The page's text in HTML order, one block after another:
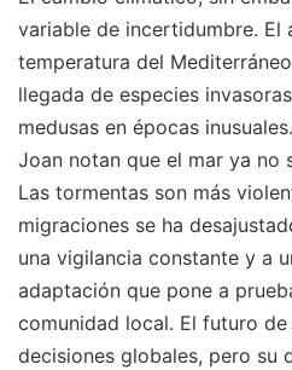
variable de incertidumbre. El
temperatura del
llegada de especies
medusas en épocas
Joan notan que el mar ya no
Las tormentas son más
migraciones se ha
una vigilancia constante y a
adaptación que pone a
comunidad local. El futuro
decisiones globales, pero su